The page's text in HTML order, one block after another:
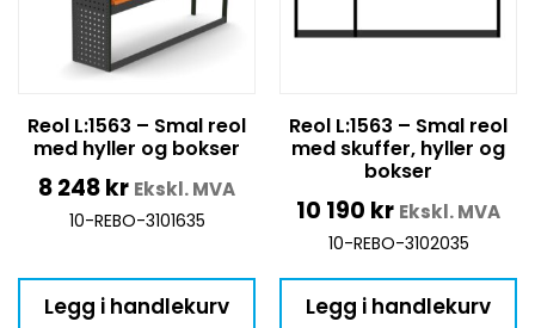
Reol L:1563 – Smal reol
med hyller og bokser
8 248kr Ekskl. MVA
10-REBO-3101635
Legg i handlekurv
Reol L:1563 – Smal reol
med skuffer, hyller og
bokser
10 190 kr Ekskl. MVA
10-REBO-3102035
Legg i handlekurv